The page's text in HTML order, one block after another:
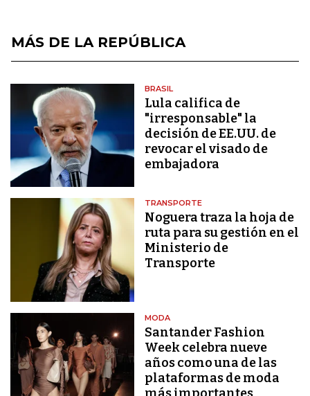
MÁS DE LA REPÚBLICA
BRASIL
Lula califica de
"irresponsable" la
decisión de EE.UU. de
revocar el visado de
embajadora
TRANSPORTE
Noguera traza la hoja de
ruta para su gestión en el
Ministerio de
Transporte
MODA
Santander Fashion
Week celebra nueve
años como una de las
plataformas de moda
más importantes